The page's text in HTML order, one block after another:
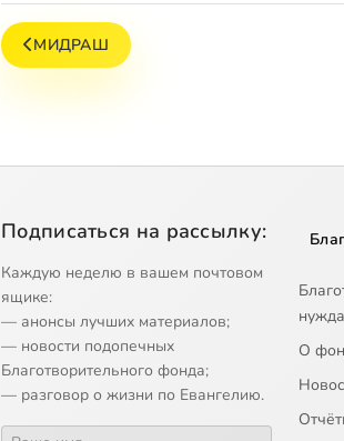
МИДРАШ
Подписаться на рассылку:
Каждую неделю в вашем почтовом
ящике:
— анонсы лучших материалов;
— новости подопечных
Благотворительного фонда;
— разговор о жизни по Евангелию.
О